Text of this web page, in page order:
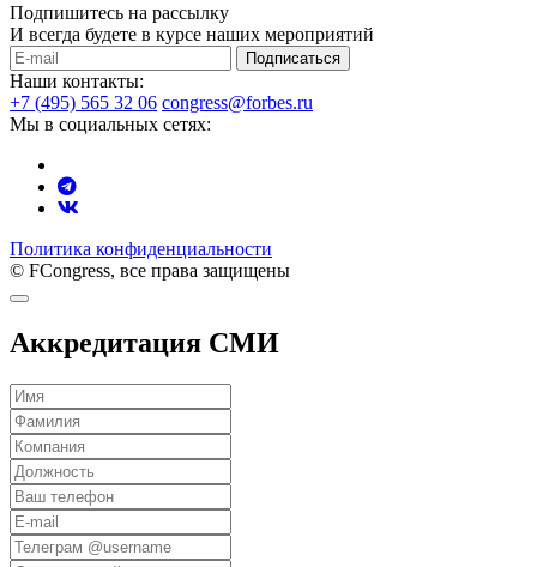
Подпишитесь на рассылку
И всегда будете в курсе наших мероприятий
Подписаться
Наши контакты:
+7 (495) 565 32 06 congress@forbes.ru
Мы в социальных сетях:
Политика конфиденциальности
© FCongress, все права защищены
Аккредитация СМИ